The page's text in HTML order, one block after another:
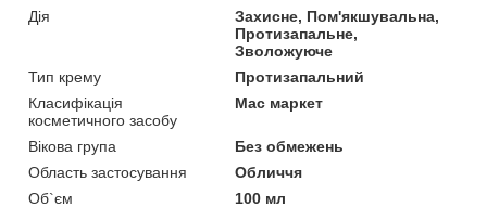
Дія
Захисне, Пом'якшувальна,
Протизапальне,
Зволожуюче
Тип крему
Протизапальний
Класифікація
косметичного засобу
Мас маркет
Вікова група
Без обмежень
Область застосування
Обличчя
Об`єм
100 мл